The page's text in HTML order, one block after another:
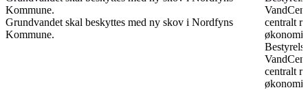
Kommune.
Grundvandet skal beskyttes med ny skov i Nordfyns
Kommune.
centralt
centralt